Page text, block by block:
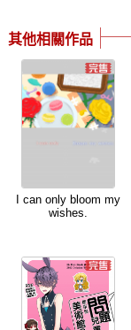
其他相關作品
I can only bloom my
wishes.